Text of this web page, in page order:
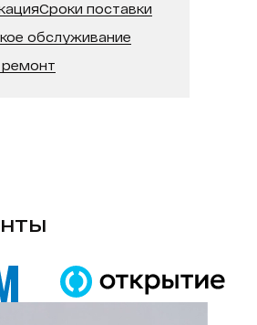
Сроки поставки
обслуживание